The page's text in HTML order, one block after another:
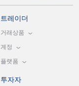
트레이더
거래상품
계정
플랫폼
투자자